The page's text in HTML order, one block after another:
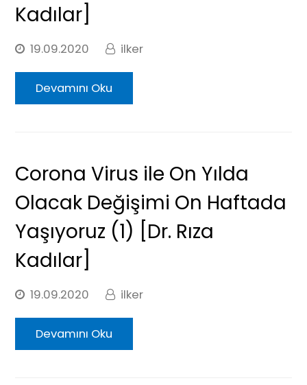
Kadılar]
19.09.2020 ilker
Devamını Oku
Corona Virus ile On Yılda
Olacak Değişimi On Haftada
Yaşıyoruz (1) [Dr. Rıza
Kadılar]
19.09.2020 ilker
Devamını Oku